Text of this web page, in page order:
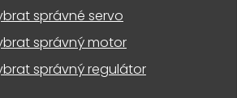
správné servo
správný motor
správný regulátor